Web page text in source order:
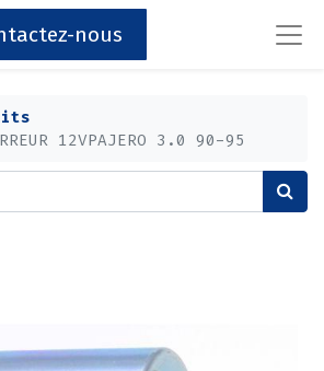
nous
12VPAJERO 3.0 90-95